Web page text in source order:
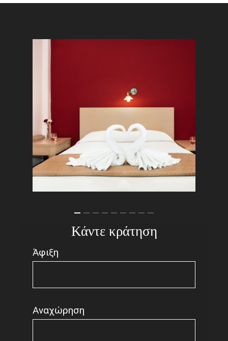
Κάντε κράτηση
Άφιξη
Αναχώρηση